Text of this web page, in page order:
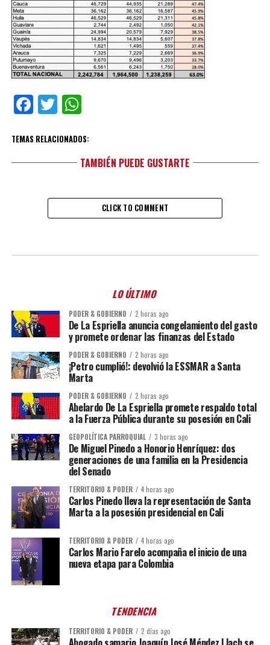
Facebook
TwitterWhatsApp
TEMAS RELACIONADOS:
TAMBIÉN PUEDE GUSTARTE
CLICK TO COMMENT
LO ÚLTIMO
PODER & GOBIERNO 2 horas ago
De La Espriella anuncia congelamiento del gasto
y promete ordenar las finanzas del Estado
PODER & GOBIERNO 2 horas ago
¡Petro cumplió!: devolvió la ESSMAR a Santa
Marta
PODER & GOBIERNO 2 horas ago
Abelardo De La Espriella promete respaldo total
a la Fuerza Pública durante su posesión en Cali
GEOPOLÍTICA PARROQUIAL 3 horas ago
De Miguel Pinedo a Honorio Henríquez: dos
generaciones de una familia en la Presidencia
del Senado
TERRITORIO & PODER 4 horas ago
Carlos Pinedo lleva la representación de Santa
Marta a la posesión presidencial en Cali
TERRITORIO & PODER 4 horas ago
Carlos Mario Farelo acompaña el inicio de una
nueva etapa para Colombia
TENDENCIA
TERRITORIO & PODER 2 días ago